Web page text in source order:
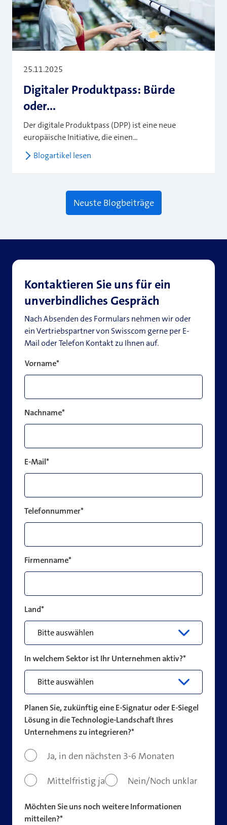
25.11.2025
Digitaler Produktpass: Bürde
oder...
Der digitale Produktpass (DPP) ist eine neue
europäische Initiative, die einen...
Blogartikel lesen
Neuste Blogbeiträge
Kontaktieren Sie uns für ein
unverbindliches Gespräch
Nach Absenden des Formulars nehmen wir oder
ein Vertriebspartner von Swisscom gerne per E-
Mail oder Telefon Kontakt zu Ihnen auf.
Vorname*
Nachname*
E-Mail*
Telefonnummer*
Firmenname*
Land*
In welchem Sektor ist Ihr Unternehmen aktiv?*
Planen Sie, zukünftig eine E-Signatur oder E-Siegel
Lösung in die Technologie-Landschaft Ihres
Unternehmens zu integrieren?*
Ja, in den nächsten 3-6 Monaten
Mittelfristig ja Nein/Noch unklar
Möchten Sie uns noch weitere Informationen
mitteilen?*